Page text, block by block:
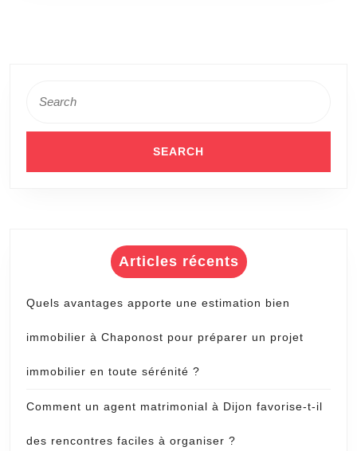
for:
Articles récents
Quels avantages apporte une estimation bien
immobilier à Chaponost pour préparer un projet
immobilier en toute sérénité ?
Comment un agent matrimonial à Dijon favorise-t-il
des rencontres faciles à organiser ?